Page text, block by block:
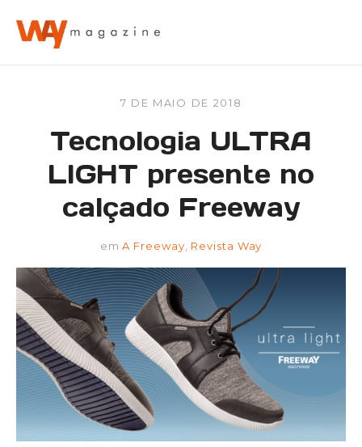
7 DE MAIO DE 2018
Tecnologia ULTRA
LIGHT presente no
calçado Freeway
emA Freeway Revista Way